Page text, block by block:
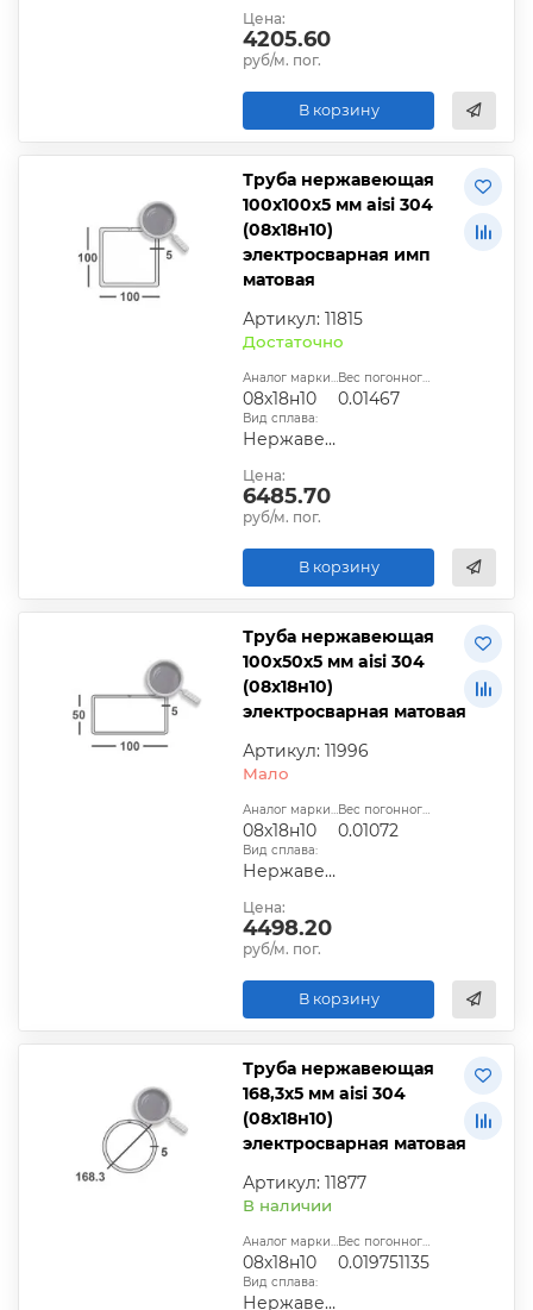
Цена:
4205.60
руб/м. пог.
В корзину
Труба нержавеющая
100х100х5 мм aisi 304
(08х18н10)
электросварная имп
матовая
Артикул: 11815
Достаточно
Аналог марки стали:
08х18н10
Вес погонного метра, т.:
0.01467
Вид сплава:
Нержавеющая сталь
Цена:
6485.70
руб/м. пог.
В корзину
Труба нержавеющая
100х50х5 мм aisi 304
(08х18н10)
электросварная матовая
Артикул: 11996
Мало
Аналог марки стали:
08х18н10
Вес погонного метра, т.:
0.01072
Вид сплава:
Нержавеющая сталь
Цена:
4498.20
руб/м. пог.
В корзину
Труба нержавеющая
168,3х5 мм aisi 304
(08х18н10)
электросварная матовая
Артикул: 11877
В наличии
Аналог марки стали:
08х18н10
Вес погонного метра, т.:
0.019751135
Вид сплава:
Нержавеющая сталь